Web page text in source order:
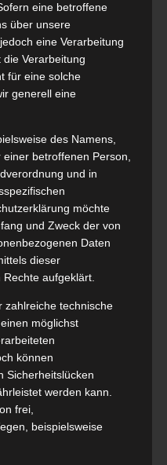
Kontakt
,
Weiterlesen
eine betroffene
über unsere
eine Verarbeitung
Verarbeitung
für eine solche
generell eine
des Namens,
betroffenen Person,
und in
möchte
und Zweck der von
Daten
dieser
aufgeklärt.
zahlreiche technische
möglichst
können
Sicherheitslücken
werden kann.
frei,
beispielsweise